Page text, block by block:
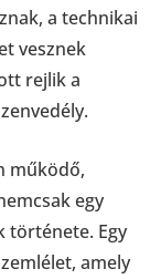
a technikai
vesznek
rejlik a
működő,
egy
története. Egy
amely